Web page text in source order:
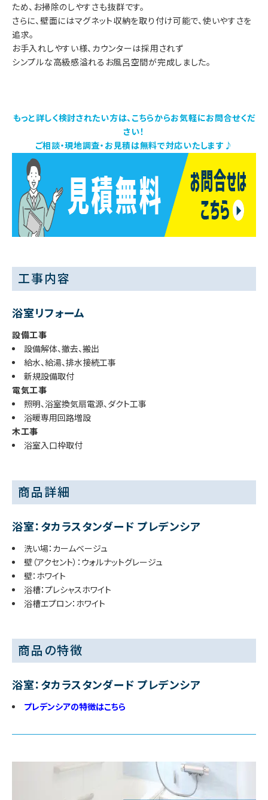
ため、お掃除のしやすさも抜群です。
さらに、壁面にはマグネット収納を取り付け可能で、使いやすさを
追求。
お手入れしやすい様、カウンターは採用されず
シンプルな高級感溢れるお風呂空間が完成しました。
もっと詳しく検討されたい方は、こちらからお気軽にお問合せくだ
さい！
ご相談・現地調査・お見積は無料で対応いたします♪
工事内容
浴室リフォーム
設備工事
設備解体、撤去、搬出
給水、給湯、排水接続工事
新規設備取付
電気工事
照明、浴室換気扇電源、ダクト工事
浴暖専用回路増設
木工事
浴室入口枠取付
商品詳細
浴室：タカラスタンダード プレデンシア
洗い場：カームベージュ
壁（アクセント）：ウォルナットグレージュ
壁：ホワイト
浴槽：プレシャスホワイト
浴槽エプロン：ホワイト
商品の特徴
浴室：タカラスタンダード プレデンシア
プレデンシアの特徴はこちら